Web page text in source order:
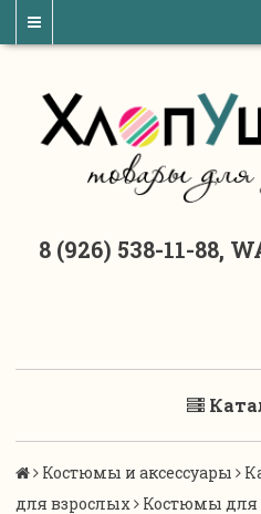
8 (926) 538-11-88,
Костюмы и аксессуары
для взрослых
Костюмы для